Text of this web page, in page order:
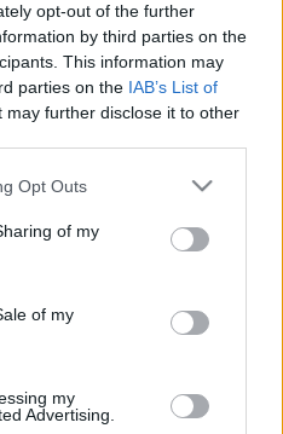
opt-out of the further
by third parties on the
This information may
parties on the IAB’s List of
may further disclose it to other
uses one or more Google
behaviour. You may click to
and its third-party tags to
purposes in below Google
Opt Outs
of my
of my
my
Advertising.
mellett legalább
érzelmi szálra.
a mindennapokból
sora vonul fel a valóságtól
amelyről azonban
foglalta össze a színésznő,
változott a viszonya Linához
egyre mélyebb
a karakter, amelynek a
Iván szavaival élve
legnehezebb megragadni? ?